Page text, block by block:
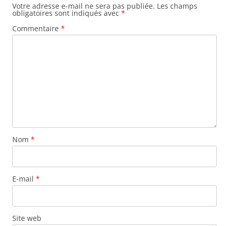
Votre adresse e-mail ne sera pas publiée. Les champs
obligatoires sont indiqués avec *
Commentaire *
Nom *
E-mail *
Site web